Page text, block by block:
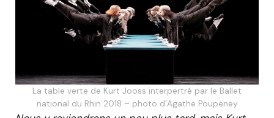
La table verte de Kurt Jooss interpertré par le Ballet
national du Rhin 2018 – photo d’Agathe Poupeney